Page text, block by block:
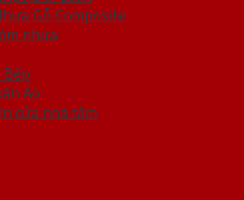
Gỗ Composite
nhựa
Bếp
Áo
cửa nhà tắm